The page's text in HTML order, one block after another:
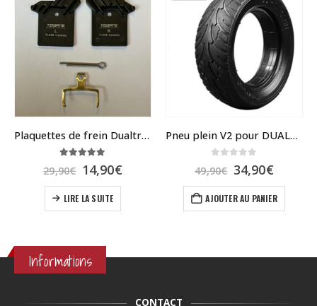
Plaquettes de frein Dualtron NUTT avec ailettes de refroidissement
29,90€ Le
prix
initial
était :
14,90€Le
LIRE LA SUITE
Pneu plein V2 pour DUALTRON Raptor
49,90€ Le
prix
initial
était :
34,90€Le
prix
actuel
est :
AJOUTER AU PANIER
Informations
CONTACT